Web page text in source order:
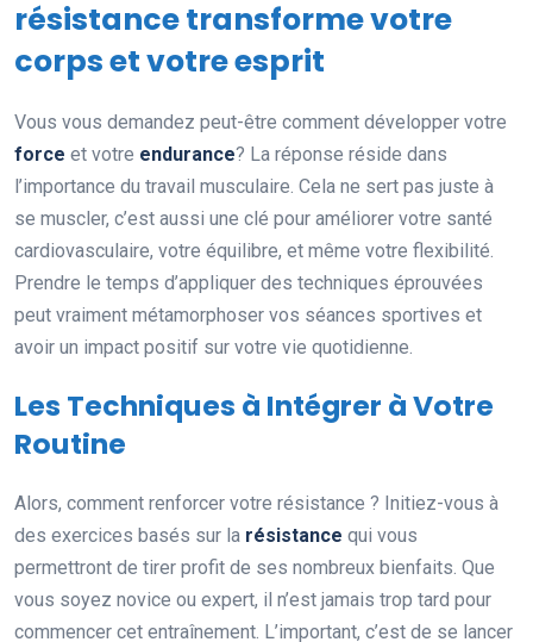
résistance transforme votre
corps et votre esprit
Vous vous demandez peut-être comment développer votre
force et votre endurance? La réponse réside dans
l’importance du travail musculaire. Cela ne sert pas juste à
se muscler, c’est aussi une clé pour améliorer votre santé
cardiovasculaire, votre équilibre, et même votre flexibilité.
Prendre le temps d’appliquer des techniques éprouvées
peut vraiment métamorphoser vos séances sportives et
avoir un impact positif sur votre vie quotidienne.
Les Techniques à Intégrer à Votre
Routine
Alors, comment renforcer votre résistance ? Initiez-vous à
des exercices basés sur la résistance qui vous
permettront de tirer profit de ses nombreux bienfaits. Que
vous soyez novice ou expert, il n’est jamais trop tard pour
commencer cet entraînement. L’important, c’est de se lancer